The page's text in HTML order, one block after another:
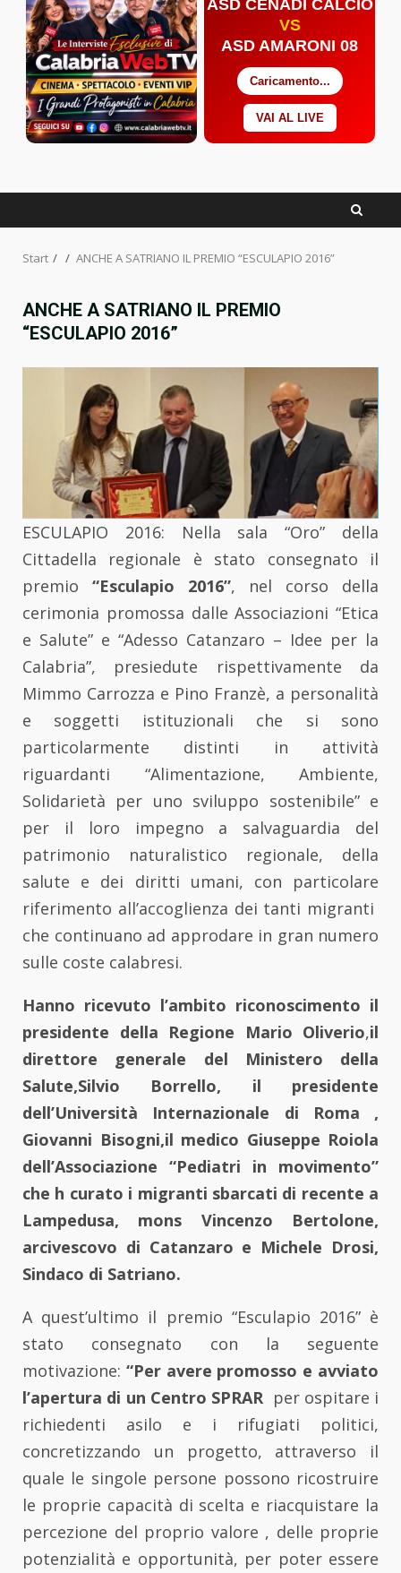
ASD CENADI CALCIO
VS
ASD AMARONI 08
Caricamento...
VAI AL LIVE
Start ANCHE A SATRIANO IL PREMIO “ESCULAPIO 2016”
ANCHE A SATRIANO IL PREMIO
“ESCULAPIO 2016”
ESCULAPIO 2016: Nella sala “Oro” della
Cittadella regionale è stato consegnato il
premio “Esculapio 2016”, nel corso della
cerimonia promossa dalle Associazioni “Etica
e Salute” e “Adesso Catanzaro – Idee per la
Calabria”, presiedute rispettivamente da
Mimmo Carrozza e Pino Franzè, a personalità
e soggetti istituzionali che si sono
particolarmente distinti in attività
riguardanti “Alimentazione, Ambiente,
Solidarietà per uno sviluppo sostenibile” e
per il loro impegno a salvaguardia del
patrimonio naturalistico regionale, della
salute e dei diritti umani, con particolare
riferimento all’accoglienza dei tanti migranti
che continuano ad approdare in gran numero
sulle coste calabresi.
Hanno ricevuto l’ambito riconoscimento il
presidente della Regione Mario Oliverio,il
direttore generale del Ministero della
Salute,Silvio Borrello, il presidente
dell’Università Internazionale di Roma ,
Giovanni Bisogni,il medico Giuseppe Roiola
dell’Associazione “Pediatri in movimento”
che h curato i migranti sbarcati di recente a
Lampedusa, mons Vincenzo Bertolone,
arcivescovo di Catanzaro e Michele Drosi,
Sindaco di Satriano.
A quest’ultimo il premio “Esculapio 2016” è
stato consegnato con la seguente
motivazione: “Per avere promosso e avviato
l’apertura di un Centro SPRAR per ospitare i
richiedenti asilo e i rifugiati politici,
concretizzando un progetto, attraverso il
quale le singole persone possono ricostruire
le proprie capacità di scelta e riacquistare la
percezione del proprio valore , delle proprie
potenzialità e opportunità, per poter essere